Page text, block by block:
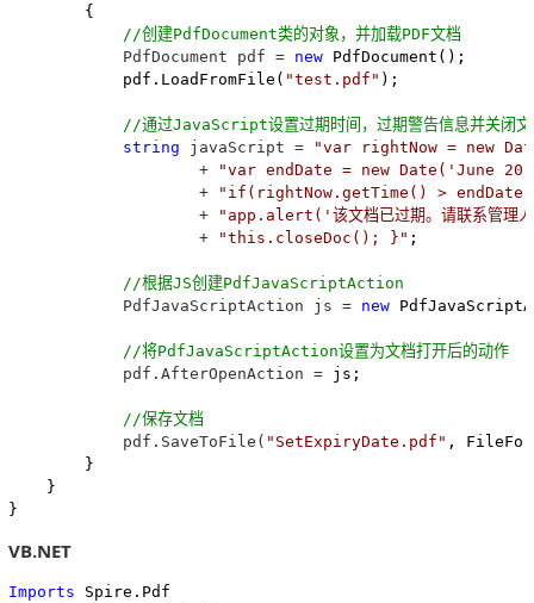
        {
//创建PdfDocument类的对象，并加载PDF文档
            PdfDocument pdf =
new PdfDocument();
            pdf.LoadFromFile(
"test.pdf " );
//通过JavaScript设置过期时间，过期警告信息并关闭文
string javaScript = "var rightNow = new
                    +
"var endDate = new Date('June
                    +
" if(rightNow.getTime() >
                    +
" app.alert('该文档已过期。请联系管理
                    +
"this.closeDoc(); } " ;
//根据JS创建PdfJavaScriptAction
            PdfJavaScriptAction js =
new
//将PdfJavaScriptAction设置为文档打开后的动作
            pdf.AfterOpenAction =
js;
//保存文档
            pdf.SaveToFile(
" SetExpiryDate.pdf " ,
        }
    }
}
VB.NET
Imports